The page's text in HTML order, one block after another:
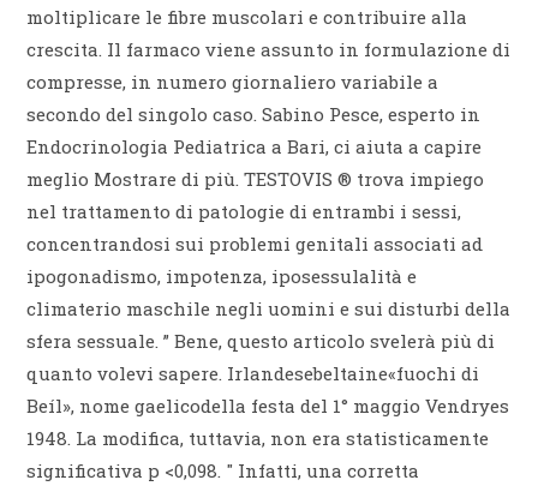
moltiplicare le fibre muscolari e contribuire alla
crescita. Il farmaco viene assunto in formulazione di
compresse, in numero giornaliero variabile a
secondo del singolo caso. Sabino Pesce, esperto in
Endocrinologia Pediatrica a Bari, ci aiuta a capire
meglio Mostrare di più. TESTOVIS ® trova impiego
nel trattamento di patologie di entrambi i sessi,
concentrandosi sui problemi genitali associati ad
ipogonadismo, impotenza, iposessulalità e
climaterio maschile negli uomini e sui disturbi della
sfera sessuale. ” Bene, questo articolo svelerà più di
quanto volevi sapere. Irlandesebeltaine«fuochi di
Beíl», nome gaelicodella festa del 1° maggio Vendryes
1948. La modifica, tuttavia, non era statisticamente
significativa p <0,098. " Infatti, una corretta